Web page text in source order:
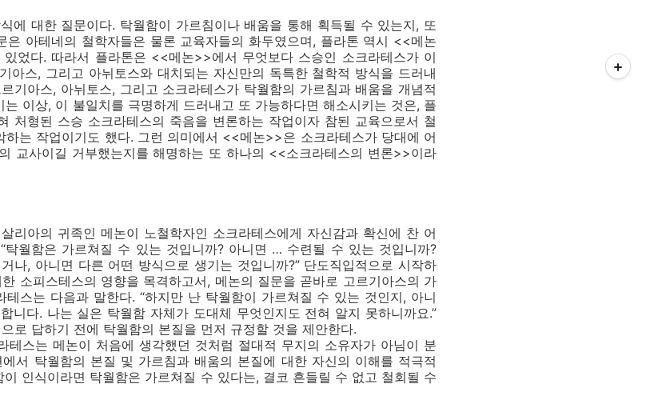
에 대한 질문이다. 탁월함이 가르침이나 배움을 통해 획득될 수 있는지, 또
은 아테네의 철학자들은 물론 교육자들의 화두였으며, 플라톤 역시 <<메논
었다. 따라서 플라톤은 <<메논>>에서 무엇보다 스승인 소크라테스가 이
아스, 그리고 아뉘토스와 대치되는 자신만의 독특한 철학적 방식을 드러내
기아스, 아뉘토스, 그리고 소크라테스가 탁월함의 가르침과 배움을 개념적
이상, 이 불일치를 극명하게 드러내고 또 가능하다면 해소시키는 것은, 플
처형된 스승 소크라테스의 죽음을 변론하는 작업이자 참된 교육으로서 철
는 작업이기도 했다. 그런 의미에서 <<메논>>은 소크라테스가 당대에 어
교사이길 거부했는지를 해명하는 또 하나의 <<소크라테스의 변론>>이라
리아의 귀족인 메논이 노철학자인 소크라테스에게 자신감과 확신에 찬 어
탁월함은 가르쳐질 수 있는 것입니까? 아니면 … 수련될 수 있는 것입니까?
나, 아니면 다른 어떤 방식으로 생기는 것입니까?” 단도직입적으로 시작하
소피스테스의 영향을 목격하고서, 메논의 질문을 곧바로 고르기아스의 가
스는 다음과 말한다. “하지만 난 탁월함이 가르쳐질 수 있는 것인지, 아니
니다. 나는 실은 탁월함 자체가 도대체 무엇인지도 전혀 알지 못하니까요.”
로 답하기 전에 탁월함의 본질을 먼저 규정할 것을 제안한다.
테스는 메논이 처음에 생각했던 것처럼 절대적 무지의 소유자가 아님이 분
서 탁월함의 본질 및 가르침과 배움의 본질에 대한 자신의 이해를 적극적
인식이라면 탁월함은 가르쳐질 수 있다는, 결코 흔들릴 수 없고 철회될 수